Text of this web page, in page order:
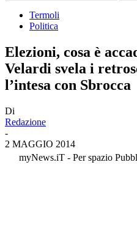
Termoli
Politica
Elezioni, cosa è
Velardi svela i
l’intesa con Sbrocca
Di
Redazione
-
2 MAGGIO 2014
myNews.iT - Per spazio